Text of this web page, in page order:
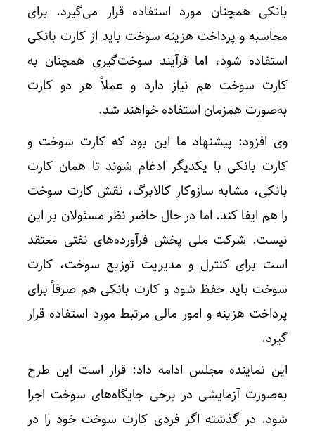
بانکی همچنان مورد استفاده قرار می‌گیرد. برای
محاسبه و پرداخت هزینه سوخت باید از کارت بانکی
استفاده شود، اما فرآیند سوخت‌گیری همچنان به
کارت سوخت هم نیاز دارد و عملاً هر دو کارت
به‌صورت همزمان استفاده خواهند شد.
وی افزود: پیشنهاد ما این بود که کارت سوخت و
کارت بانکی با یکدیگر ادغام شوند تا همان کارت
بانکی، مشابه سازوکار کالابرگ، نقش کارت سوخت
را هم ایفا کند. اما در حال حاضر نظر مسئولان بر این
نیست. شرکت ملی پخش فرآورده‌های نفتی معتقد
است برای کنترل و مدیریت توزیع سوخت، کارت
سوخت باید حفظ شود و کارت بانکی هم صرفاً برای
پرداخت هزینه و امور مالی مرتبط مورد استفاده قرار
گیرد.
این نماینده مجلس ادامه داد: قرار است این طرح
به‌صورت آزمایشی در برخی جایگاه‌های سوخت اجرا
شود. در گذشته اگر فردی کارت سوخت خود را در